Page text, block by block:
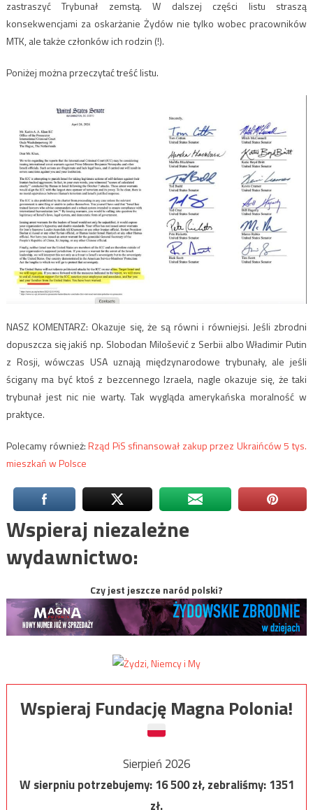
zastraszyć Trybunał zemstą. W dalszej części listu straszą
konsekwencjami za oskarżanie Żydów nie tylko wobec pracowników
MTK, ale także członków ich rodzin (!).
Poniżej można przeczytać treść listu.
NASZ KOMENTARZ: Okazuje się, że są równi i równiejsi. Jeśli zbrodni
dopuszcza się jakiś np. Slobodan Milošević z Serbii albo Władimir Putin
z Rosji, wówczas USA uznają międzynarodowe trybunały, ale jeśli
ścigany ma być ktoś z bezcennego Izraela, nagle okazuje się, że taki
trybunał jest nic nie warty. Tak wygląda amerykańska moralność w
praktyce.
Polecamy również:Rząd PiS sfinansował zakup przez Ukraińców 5 tys.
mieszkań w Polsce
Wspieraj niezależne
wydawnictwo:
Czy jest jeszcze naród polski?
Wspieraj Fundację Magna Polonia!
Sierpień 2026
W sierpniu potrzebujemy:16 500zł, zebraliśmy:1351
zł.